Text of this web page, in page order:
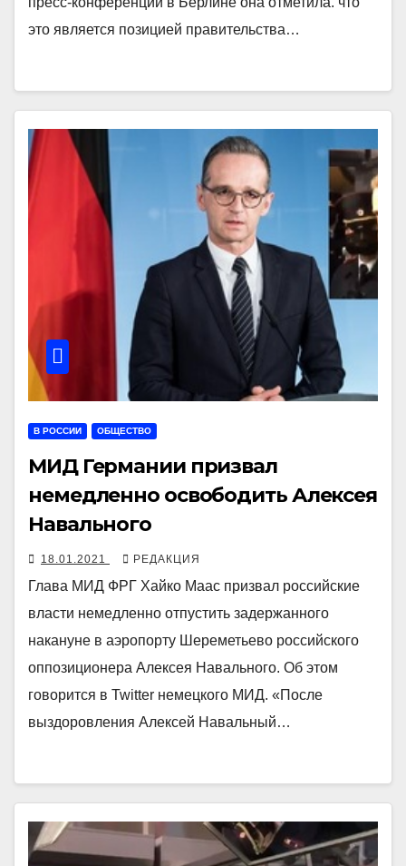
это является позицией правительства…
В РОССИИ ОБЩЕСТВО
МИД Германии призвал
немедленно освободить Алексея
Навального
18.01.2021 РЕДАКЦИЯ
Глава МИД ФРГ Хайко Маас призвал российские
власти немедленно отпустить задержанного
накануне в аэропорту Шереметьево российского
оппозиционера Алексея Навального. Об этом
говорится в Twitter немецкого МИД. «После
выздоровления Алексей Навальный…